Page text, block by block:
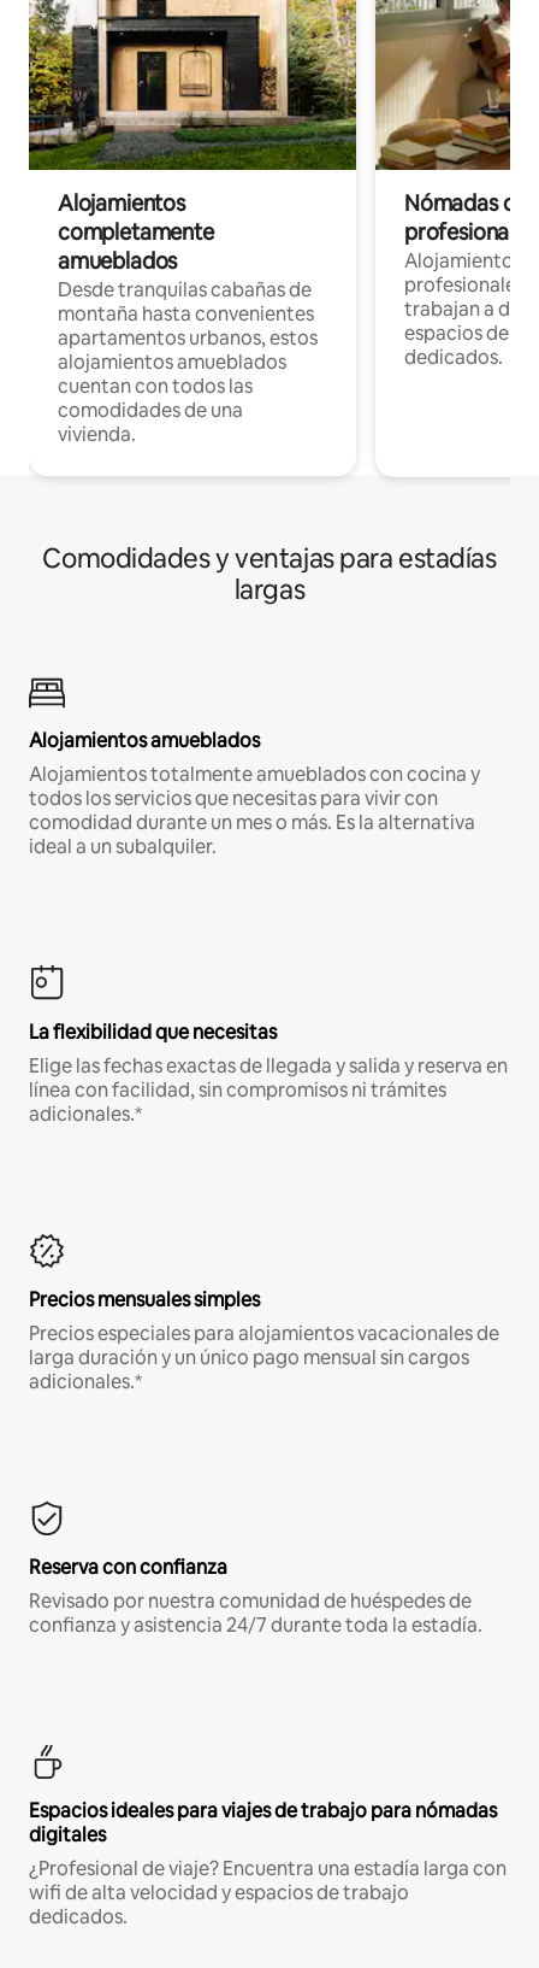
Alojamientos
completamente
amueblados
Desde tranquilas cabañas de
montaña hasta convenientes
apartamentos urbanos, estos
alojamientos amueblados
cuentan con todos las
comodidades de una
vivienda.
Nómadas
Alojamientos
profesionales
trabajan a
espacios de
dedicados.
Comodidades y ventajas para estadías
largas
Alojamientos amueblados
Alojamientos totalmente amueblados con cocina y
todos los servicios que necesitas para vivir con
comodidad durante un mes o más. Es la alternativa
ideal a un subalquiler.
La flexibilidad que necesitas
Elige las fechas exactas de llegada y salida y reserva en
línea con facilidad, sin compromisos ni trámites
adicionales.*
Precios mensuales simples
Precios especiales para alojamientos vacacionales de
larga duración y un único pago mensual sin cargos
adicionales.*
Reserva con confianza
Revisado por nuestra comunidad de huéspedes de
confianza y asistencia 24/7 durante toda la estadía.
Espacios ideales para viajes de trabajo para nómadas
digitales
¿Profesional de viaje? Encuentra una estadía larga con
wifi de alta velocidad y espacios de trabajo
dedicados.